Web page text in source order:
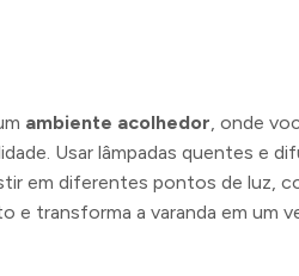
ambiente acolhedor, onde
Usar lâmpadas quentes e
em diferentes pontos de luz,
e transforma a varanda em um